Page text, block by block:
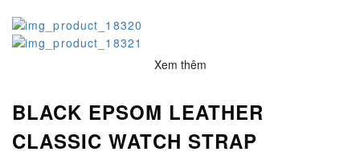
Xem thêm
BLACK EPSOM LEATHER
CLASSIC WATCH STRAP